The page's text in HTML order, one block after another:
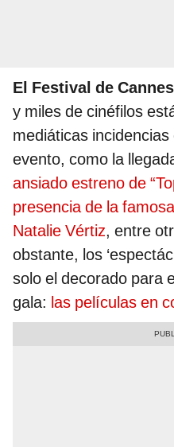
El Festival de Cannes
y miles de cinéfilos
mediáticas
evento, como la
ansiado estreno de
presencia de la
Natalie Vértiz, entre
obstante, los
solo el decorado para
gala: las películas en